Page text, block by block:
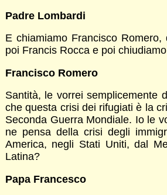
Padre Lombardi
E chiamiamo Francisco
poi Francis Rocca e poi
Francisco Romero
Santità, le vorrei semplicemente
che questa crisi dei rifugiati è la
Seconda Guerra Mondiale. Io le
ne pensa della crisi degli
America, negli Stati Uniti, dal
Latina?
Papa Francesco